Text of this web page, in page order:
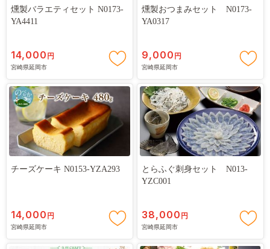
燻製バラエティセット N0173-
YA4411
14,000 円
宮崎県延岡市
燻製おつまみセット N0173-
YA0317
9,000 円
宮崎県延岡市
チーズケーキ N0153-YZA293
14,000 円
宮崎県延岡市
とらふぐ刺身セット N013-
YZC001
38,000 円
宮崎県延岡市